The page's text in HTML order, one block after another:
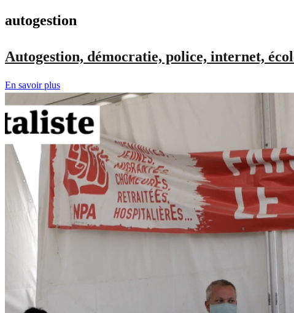
autogestion
Autogestion, démocratie, police, internet,
En savoir plus
Autogestion,
démocratie,
police,
internet,
école
pistes
pour
un